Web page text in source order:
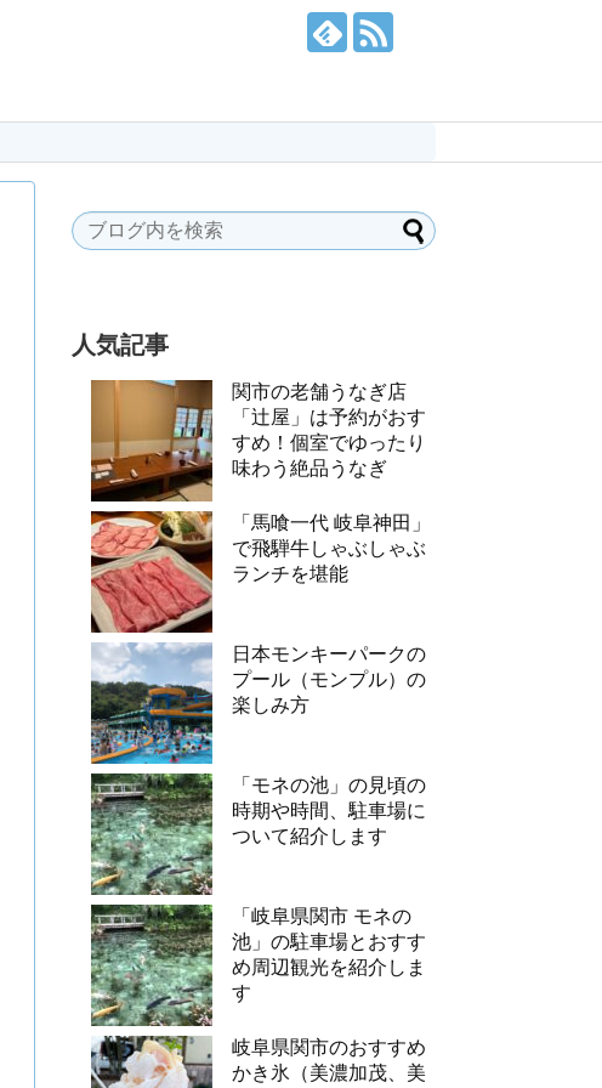
人気記事
関市の老舗うなぎ店
「辻屋」は予約がおす
すめ！個室でゆったり
味わう絶品うなぎ
「馬喰一代 岐阜神田」
で飛騨牛しゃぶしゃぶ
ランチを堪能
日本モンキーパークの
プール（モンプル）の
楽しみ方
「モネの池」の見頃の
時期や時間、駐車場に
ついて紹介します
「岐阜県関市 モネの
池」の駐車場とおすす
め周辺観光を紹介しま
す
岐阜県関市のおすすめ
かき氷（美濃加茂、美